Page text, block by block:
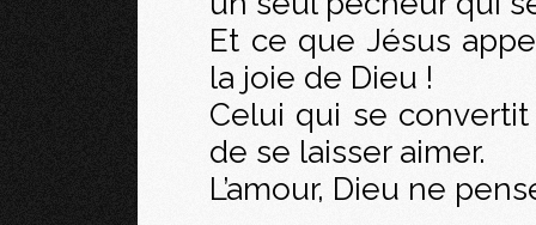
Et ce que Jésus
la joie de Dieu !
Celui qui se convertit
de se laisser aimer.
L’amour, Dieu ne